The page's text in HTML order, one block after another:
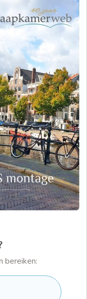
bereiken: